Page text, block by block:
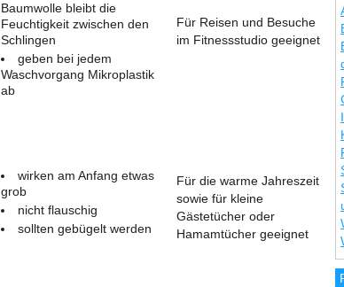
Baumwolle bleibt die
Feuchtigkeit zwischen den
Schlingen
geben bei jedem
Waschvorgang Mikroplastik
ab
Für Reisen und Besuche
im Fitnessstudio geeignet
wirken am Anfang etwas
grob
nicht flauschig
sollten gebügelt werden
Für die warme Jahreszeit
sowie für kleine
Gästetücher oder
Hamamtücher geeignet